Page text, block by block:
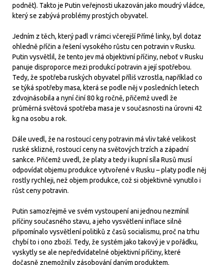
podnět). Takto je Putin veřejnosti ukazován jako moudrý vládce,
který se zabývá problémy prostých obyvatel.
Jedním z těch, který padl v rámci včerejší Přímé linky, byl dotaz
ohledně příčin a řešení vysokého růstu cen potravin v Rusku.
Putin vysvětlil, že tento jev má objektivní příčiny, neboť v Rusku
panuje disproporce mezi produkcí potravin a její spotřebou.
Tedy, že spotřeba ruských obyvatel příliš vzrostla, například co
se týká spotřeby masa, která se podle něj v posledních letech
zdvojnásobila a nyní činí 80 kg ročně, přičemž uvedl že
průměrná světová spotřeba masa je v současnosti na úrovni 42
kg na osobu a rok.
Dále uvedl, že na rostoucí ceny potravin má vliv také velikost
ruské sklizně, rostoucí ceny na světových trzích a západní
sankce. Přičemž uvedl, že platy a tedy i kupní síla Rusů musí
odpovídat objemu produkce vytvořené v Rusku – platy podle něj
rostly rychleji, než objem produkce, což si objektivně vynutilo i
růst ceny potravin.
Putin samozřejmě ve svém vystoupení ani jednou nezmínil
příčiny současného stavu, a jeho vysvětlení inflace silně
připomínalo vysvětlení politiků z časů socialismu, proč na trhu
chybí to i ono zboží. Tedy, že systém jako takový je v pořádku,
vyskytly se ale nepředvídatelné objektivní příčiny, které
dočasně znemožnily zásobování daným produktem.